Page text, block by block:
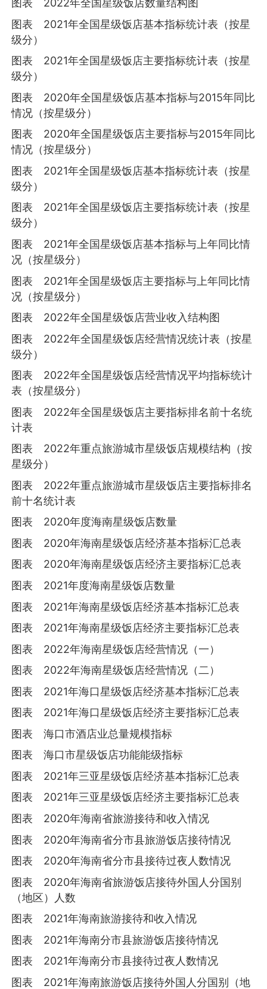
图表 2022年全国星级饭店数量结构图
图表 2021年全国星级饭店基本指标统计表（按星
级分）
图表 2021年全国星级饭店主要指标统计表（按星
级分）
图表 2020年全国星级饭店基本指标与2015年同比
情况（按星级分）
图表 2020年全国星级饭店主要指标与2015年同比
情况（按星级分）
图表 2021年全国星级饭店基本指标统计表（按星
级分）
图表 2021年全国星级饭店主要指标统计表（按星
级分）
图表 2021年全国星级饭店基本指标与上年同比情
况（按星级分）
图表 2021年全国星级饭店主要指标与上年同比情
况（按星级分）
图表 2022年全国星级饭店营业收入结构图
图表 2022年全国星级饭店经营情况统计表（按星
级分）
图表 2022年全国星级饭店经营情况平均指标统计
表（按星级分）
图表 2022年全国星级饭店主要指标排名前十名统
计表
图表 2022年重点旅游城市星级饭店规模结构（按
星级分）
图表 2022年重点旅游城市星级饭店主要指标排名
前十名统计表
图表 2020年度海南星级饭店数量
图表 2020年海南星级饭店经济基本指标汇总表
图表 2020年海南星级饭店经济主要指标汇总表
图表 2021年度海南星级饭店数量
图表 2021年海南星级饭店经济基本指标汇总表
图表 2021年海南星级饭店经济主要指标汇总表
图表 2022年海南星级饭店经营情况（一）
图表 2022年海南星级饭店经营情况（二）
图表 2021年海口星级饭店经济基本指标汇总表
图表 2021年海口星级饭店经济主要指标汇总表
图表 海口市酒店业总量规模指标
图表 海口市星级饭店功能能级指标
图表 2021年三亚星级饭店经济基本指标汇总表
图表 2021年三亚星级饭店经济主要指标汇总表
图表 2020年海南省旅游接待和收入情况
图表 2020年海南省分市县旅游饭店接待情况
图表 2020年海南省分市县接待过夜人数情况
图表 2020年海南省旅游饭店接待外国人分国别
（地区）人数
图表 2021年海南旅游接待和收入情况
图表 2021年海南分市县旅游饭店接待情况
图表 2021年海南分市县接待过夜人数情况
图表 2021年海南旅游饭店接待外国人分国别（地